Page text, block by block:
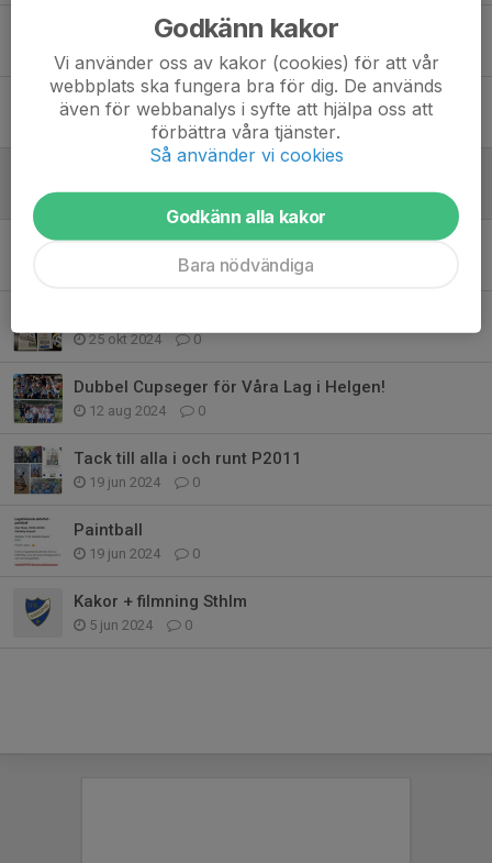
Måndagens träning inställd
3 feb 2025
Vänlig påminnelse till alla föräldrar
1 feb 2025 0
6 jan 2025 0
Ny assisterande tränare 2025
0
25 okt 2024 0
Dubbel Cupseger för Våra Lag i Helgen!
12 aug 2024 0
Tack till alla i och runt P2011
19 jun 2024 0
Paintball
19 jun 2024 0
Kakor + filmning Sthlm
5 jun 2024 0
Godkänn kakor
Vi använder oss av kakor (cookies) för att vår
webbplats ska fungera bra för dig. De används
även för webbanalys i syfte att hjälpa oss att
förbättra våra tjänster.
Så använder vi cookies
Godkänn alla kakor
Bara nödvändiga